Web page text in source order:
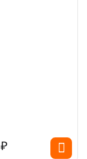
₽